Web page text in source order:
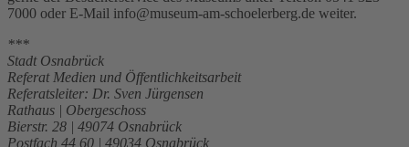
7000 oder E-Mail info@museum-am-schoelerberg.de weiter.
***
Stadt Osnabrück
Referat Medien und Öffentlichkeitsarbeit
Referatsleiter: Dr. Sven Jürgensen
Rathaus | Obergeschoss
Bierstr. 28 | 49074 Osnabrück
Postfach 44 60 | 49034 Osnabrück